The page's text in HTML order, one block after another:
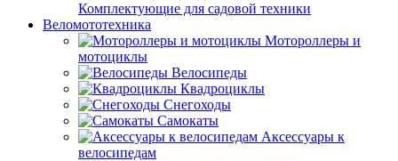
Комплектующие для садовой техники
Веломототехника
Мотороллеры и
мотоциклы
Велосипеды
Квадроциклы
Снегоходы
Самокаты
Аксессуары к
велосипедам